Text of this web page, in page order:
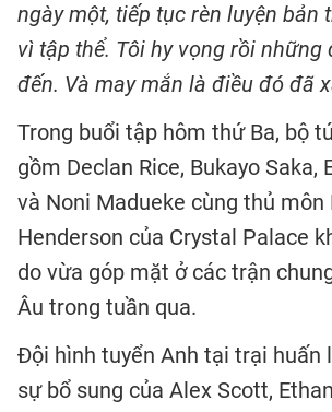
ngày một, tiếp tục rèn luyện bản
vì tập thể. Tôi hy vọng rồi những
đến. Và may mắn là điều đó đã
Trong buổi tập hôm thứ Ba, bộ
gồm Declan Rice, Bukayo Saka,
và Noni Madueke cùng thủ môn
Henderson của Crystal Palace
do vừa góp mặt ở các trận
Âu trong tuần qua.
Đội hình tuyển Anh tại trại huấn
sự bổ sung của Alex Scott,